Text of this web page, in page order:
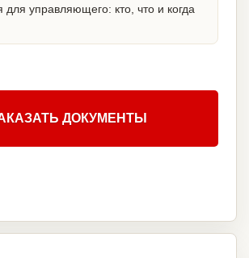
для управляющего: кто, что и когда
ДОКУМЕНТЫ